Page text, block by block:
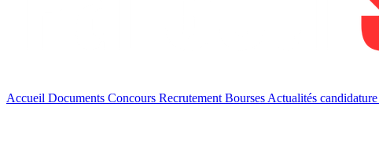
Accueil Documents Concours Recrutement Bourses Actualités